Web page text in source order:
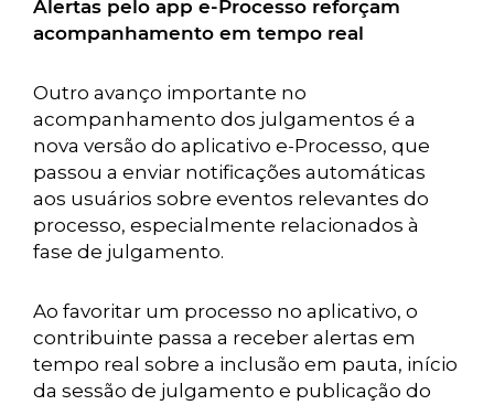
Alertas pelo app e-Processo reforçam
acompanhamento em tempo real
Outro avanço importante no
acompanhamento dos julgamentos é a
nova versão do aplicativo e-Processo, que
passou a enviar notificações automáticas
aos usuários sobre eventos relevantes do
processo, especialmente relacionados à
fase de julgamento.
Ao favoritar um processo no aplicativo, o
contribuinte passa a receber alertas em
tempo real sobre a inclusão em pauta, início
da sessão de julgamento e publicação do